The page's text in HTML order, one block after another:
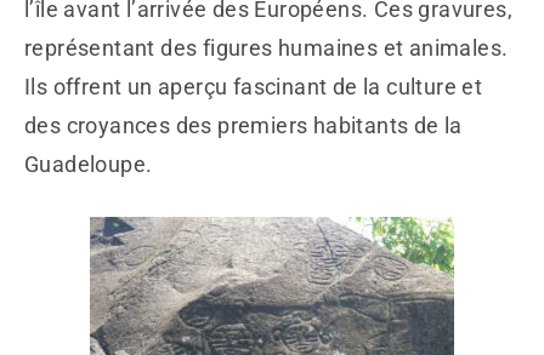
l’île avant l’arrivée des Européens. Ces gravures,
représentant des figures humaines et animales.
Ils offrent un aperçu fascinant de la culture et
des croyances des premiers habitants de la
Guadeloupe.